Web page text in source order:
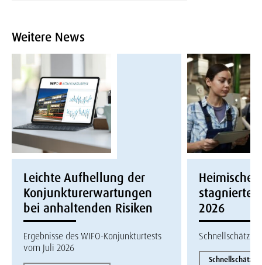
Weitere News
Leichte Aufhellung der
Konjunkturerwartungen
bei anhaltenden Risiken
Ergebnisse des WIFO-Konjunkturtests
vom Juli 2026
Heimische
stagnierte
2026